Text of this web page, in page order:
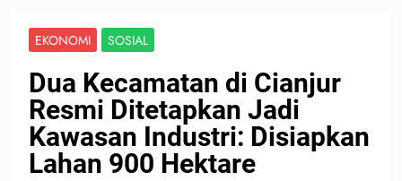
EKONOMI SOSIAL
Dua Kecamatan di Cianjur
Resmi Ditetapkan Jadi
Kawasan Industri: Disiapkan
Lahan 900 Hektare